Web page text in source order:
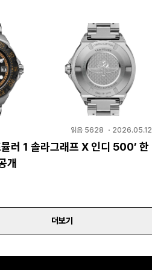
읽음 5628 ・ 2026.05.12
러 1 솔라그래프 X 인디 500’ 한
개
더보기